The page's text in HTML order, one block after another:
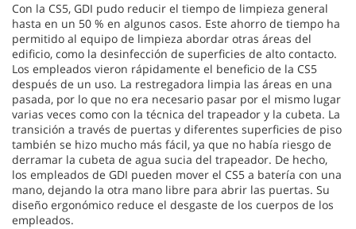
Con la CS5, GDI pudo reducir el tiempo de limpieza general
hasta en un 50 % en algunos casos. Este ahorro de tiempo ha
permitido al equipo de limpieza abordar otras áreas del
edificio, como la desinfección de superficies de alto contacto.
Los empleados vieron rápidamente el beneficio de la CS5
después de un uso. La restregadora limpia las áreas en una
pasada, por lo que no era necesario pasar por el mismo lugar
varias veces como con la técnica del trapeador y la cubeta. La
transición a través de puertas y diferentes superficies de piso
también se hizo mucho más fácil, ya que no había riesgo de
derramar la cubeta de agua sucia del trapeador. De hecho,
los empleados de GDI pueden mover el CS5 a batería con una
mano, dejando la otra mano libre para abrir las puertas. Su
diseño ergonómico reduce el desgaste de los cuerpos de los
empleados.